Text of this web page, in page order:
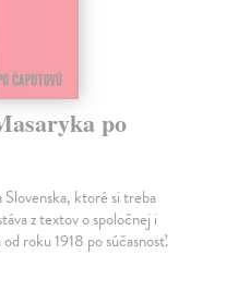
po
Slovenska, ktoré si treba
z textov o spoločnej i
roku 1918 po súčasnosť.